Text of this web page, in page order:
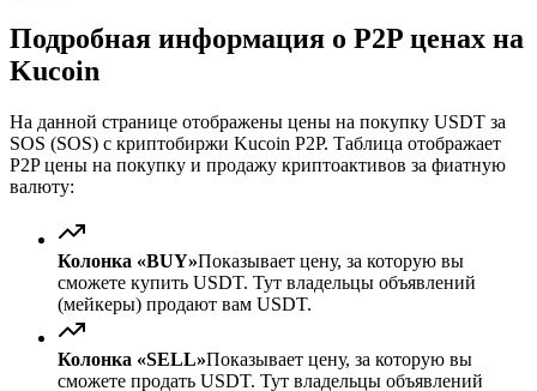
Подробная информация о P2P ценах на
Kucoin
На данной странице отображены цены на покупку USDT за
SOS (SOS) с криптобиржи Kucoin P2P. Таблица отображает
P2P цены на покупку и продажу криптоактивов за фиатную
валюту:
Колонка «BUY»Показывает цену, за которую вы
сможете купить USDT. Тут владельцы объявлений
(мейкеры) продают вам USDT.
Колонка «SELL»Показывает цену, за которую вы
сможете продать USDT. Тут владельцы объявлений